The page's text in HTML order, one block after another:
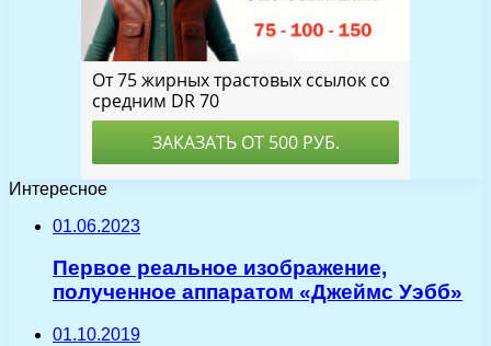
Интересное
01.06.2023
Первое реальное изображение,
полученное аппаратом «Джеймс Уэбб»
01.10.2019